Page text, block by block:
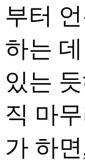
부터
하는
있는
직 마
가 하